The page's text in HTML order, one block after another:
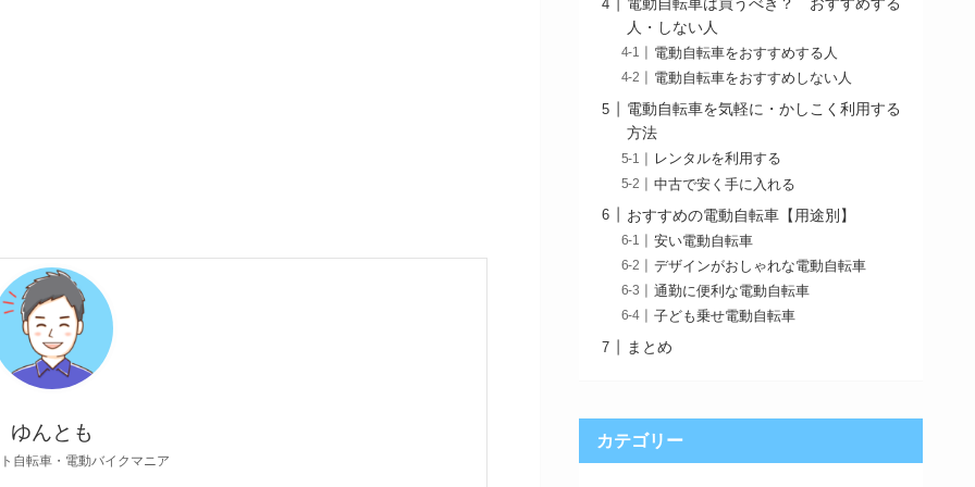
ゆんとも
自転車・電動バイクマニア
人・しない人
電動自転車をおすすめする人
電動自転車をおすすめしない人
電動自転車を気軽に・かしこく利用する
方法
レンタルを利用する
中古で安く手に入れる
おすすめの電動自転車【用途別】
安い電動自転車
デザインがおしゃれな電動自転車
通勤に便利な電動自転車
子ども乗せ電動自転車
まとめ
カテゴリー